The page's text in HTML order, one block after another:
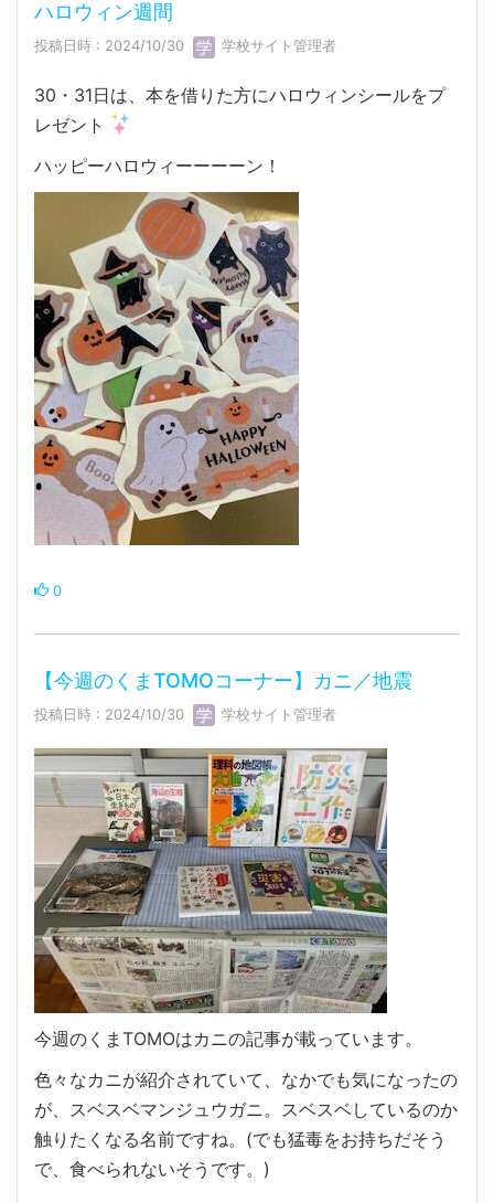
ハロウィン週間
投稿日時 : 2024/10/30 学校サイト管理者
30・31日は、本を借りた方にハロウィンシールをプ
レゼント
ハッピーハロウィーーーーン！
0
【今週のくまTOMOコーナー】カニ／地震
投稿日時 : 2024/10/30 学校サイト管理者
今週のくまTOMOはカニの記事が載っています。
色々なカニが紹介されていて、なかでも気になったの
が、スベスベマンジュウガニ。スベスベしているのか
触りたくなる名前ですね。(でも猛毒をお持ちだそう
で、食べられないそうです。)